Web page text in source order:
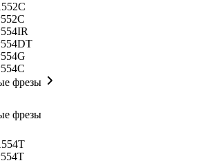
фрезы
фрезы